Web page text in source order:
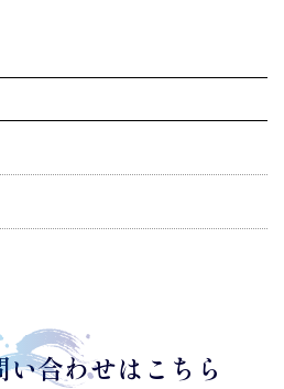
い合わせはこちら